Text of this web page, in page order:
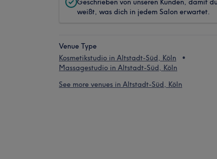
Geschrieben von unseren Kunden, damit du
weißt, was dich in jedem Salon erwartet.
Venue Type
Kosmetikstudio in Altstadt-Süd, Köln
Massagestudio in Altstadt-Süd, Köln
See more venues in Altstadt-Süd, Köln